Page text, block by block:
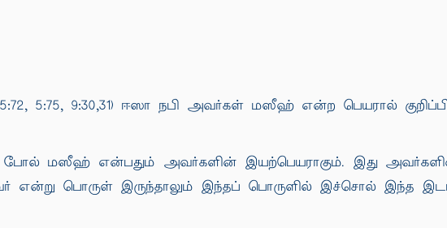
5:72, 5:75, 9:30,31) ஈஸா நபி அவர்கள் மஸீஹ் என்ற பெயரால்
மஸீஹ் என்பதும் அவர்களின் இயற்பெயராகும். இது
பொருள் இருந்தாலும் இந்தப் பொருளில் இச்சொல் இந்த